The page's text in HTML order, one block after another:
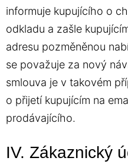
informuje kupujícího o
odkladu a zašle
adresu pozměněnou
se považuje za nový
smlouva je v takovém
o přijetí kupujícím na
prodávajícího.
IV. Zákaznický